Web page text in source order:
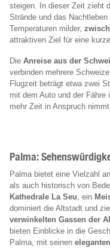
steigen. In dieser Zeit zieht
Strände und das
Temperaturen milder,
attraktiven Ziel für eine
Die Anreise aus der
verbinden mehrere
Flugzeit beträgt etwa zwei
mit dem Auto und der
mehr Zeit in Anspruch nimmt.
Palma:
Palma bietet eine Vielzahl
als auch historisch von
Kathedrale La Seu , ein
dominiert die Altstadt und
verwinkelten Gassen der
bieten Einblicke in die
Palma, mit seinen